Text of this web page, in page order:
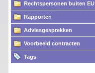
Rechtspersonen buiten EU
Rapporten
Adviesgesprekken
Voorbeeld contracten
Tags